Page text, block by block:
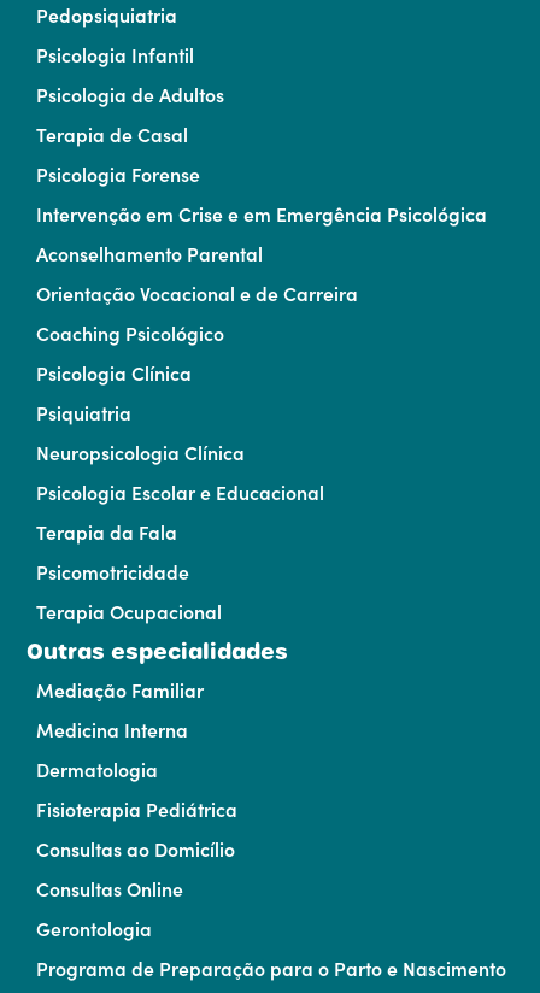
Pedopsiquiatria
Psicologia Infantil
Psicologia de Adultos
Terapia de Casal
Psicologia Forense
Intervenção em Crise e em Emergência Psicológica
Aconselhamento Parental
Orientação Vocacional e de Carreira
Coaching Psicológico
Psicologia Clínica
Psiquiatria
Neuropsicologia Clínica
Psicologia Escolar e Educacional
Terapia da Fala
Psicomotricidade
Terapia Ocupacional
Outras especialidades
Mediação Familiar
Medicina Interna
Dermatologia
Fisioterapia Pediátrica
Consultas ao Domicílio
Consultas Online
Gerontologia
Programa de Preparação para o Parto e Nascimento